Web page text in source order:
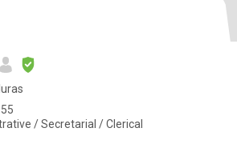
/ Secretarial / Clerical